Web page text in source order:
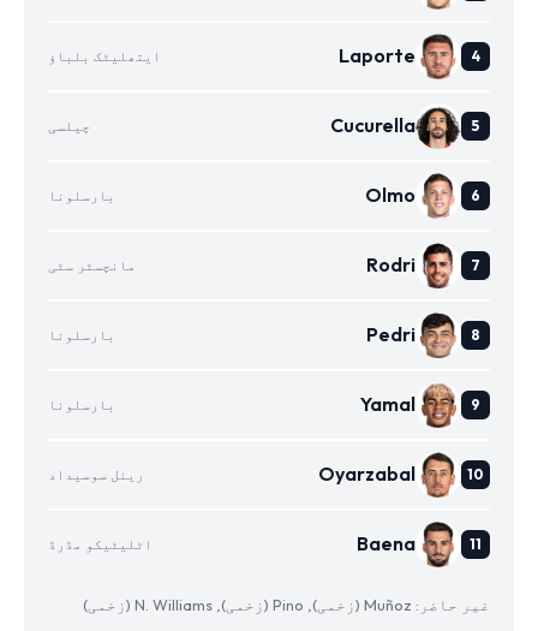
Laporte ایتھلیٹک بلباؤ
Cucurella چیلسی
Olmo بارسلونا
Rodri مانچسٹر سٹی
Pedri بارسلونا
Yamal بارسلونا
Oyarzabal ریئل سوسیداد
Baena اٹلیٹیکو مڈرڈ
غیر حاضر: Muñoz (زخمی), Pino (زخمی), N. Williams (زخمی)